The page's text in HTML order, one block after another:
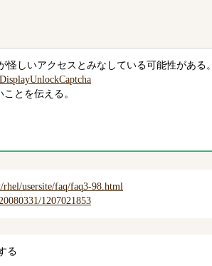
怪しいアクセスとみなしている可能性がある。
とを伝える。
usersite/faq/faq3-98.html
1207021853
る